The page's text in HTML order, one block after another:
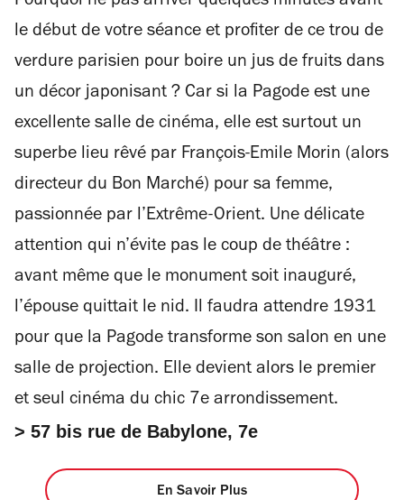
4
le début de votre séance et profiter de ce trou de
verdure parisien pour boire un jus de fruits dans
un décor japonisant ? Car si la Pagode est une
excellente salle de cinéma, elle est surtout un
superbe lieu rêvé par François-Emile Morin (alors
directeur du Bon Marché) pour sa femme,
passionnée par l’Extrême-Orient. Une délicate
attention qui n’évite pas le coup de théâtre :
avant même que le monument soit inauguré,
l’épouse quittait le nid. Il faudra attendre 1931
pour que la Pagode transforme son salon en une
salle de projection. Elle devient alors le premier
et seul cinéma du chic 7e arrondissement.
> 57 bis rue de Babylone, 7e
En Savoir Plus